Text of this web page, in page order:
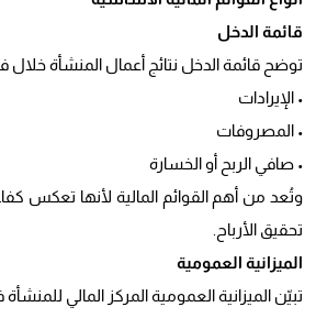
قائمة الدخل
توضح قائمة الدخل نتائج أعمال المنشأة خلال
• الإيرادات
• المصروفات
• صافي الربح أو الخسارة
وتُعد من أهم القوائم المالية لأنها تعكس
تحقيق الأرباح.
الميزانية العمومية
تبيّن الميزانية العمومية المركز المالي